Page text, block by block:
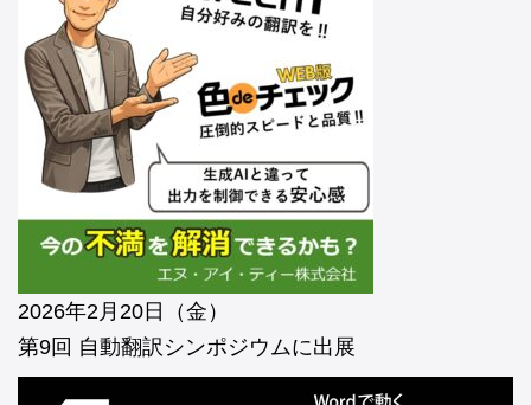
2026年2月20日（金）
第9回 自動翻訳シンポジウムに出展